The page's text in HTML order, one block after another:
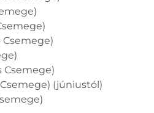
Csemege)
Csemege)
(júniustól)